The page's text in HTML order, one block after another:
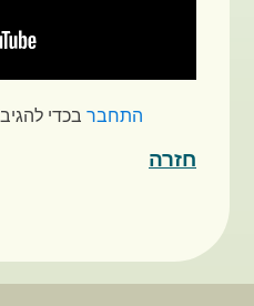
התחבר בכדי להגיב
חזרה